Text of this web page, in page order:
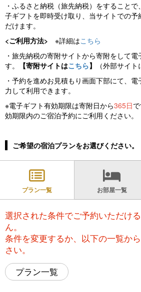
・ふるさと納税（旅先納税）をすること
子ギフトを即時受け取り、当サイトでの
だけます。
<ご利用方法> ※詳細はこちら
・旅先納税の寄附サイトから寄附をして
す。
【寄附サイトはこちら】
（外部サイト
・予約を進めお見積もり画面下部にて、
力して利用できます。
※電子ギフト有効期限は寄附日から365日
効期限内のご宿泊予約にご利用ください。
ご希望の宿泊プランをお選びください。
プラン一覧 お部屋一覧
選択された条件でご予約いただけ
ん。
条件を変更するか、以下の一覧か
さい。
プラン一覧